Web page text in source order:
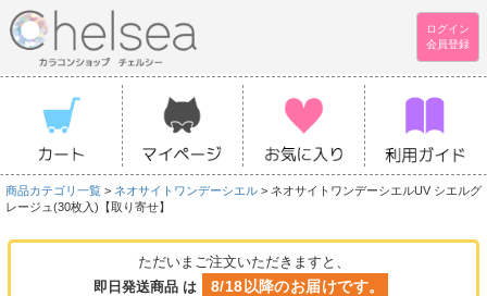
ログイン
会員登録
商品カテゴリ一覧 > ネオサイトワンデーシエル > ネオサイトワンデーシエルUV シエルグ
レージュ(30枚入)【取り寄せ】
ただいまご注文いただきますと、
即日発送商品 は
8/18以降のお届けです。